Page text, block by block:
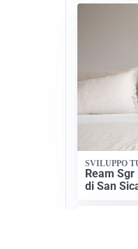
SVILUPPO
Ream
di San